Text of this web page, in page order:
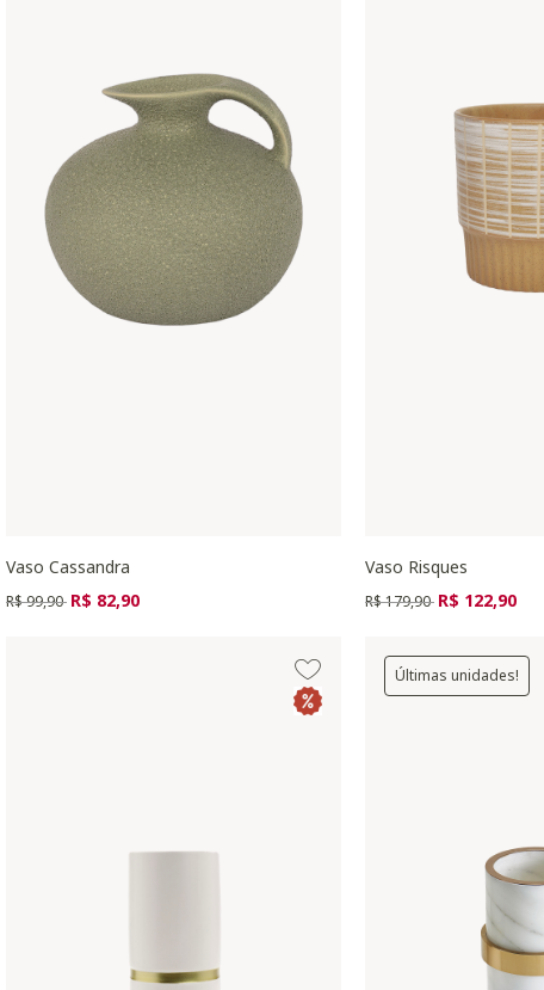
Vaso Cassandra
Preço reduzido de
R$ 99,90 para
R$ 82,90
Vaso Risques
Preço reduzido de
R$ 179,90 para
R$ 122,90
Últimas unidades!